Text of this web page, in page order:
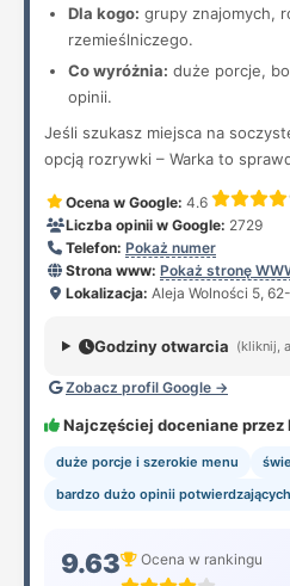
Dla kogo: grupy znajomych,
rzemieślniczego.
Co wyróżnia: duże porcje,
opinii.
Jeśli szukasz miejsca na
opcją rozrywki – Warka to
Ocena w Google: 4.6
Liczba opinii w Google: 2729
Telefon: Pokaż numer
Strona www: Pokaż stronę
Lokalizacja: Aleja Wolności 5,
Godziny otwarcia (kliknij,
Zobacz profil Google →
Najczęściej doceniane przez
duże porcje i szerokie menu
bardzo dużo opinii
9.63 Ocena w rankingu